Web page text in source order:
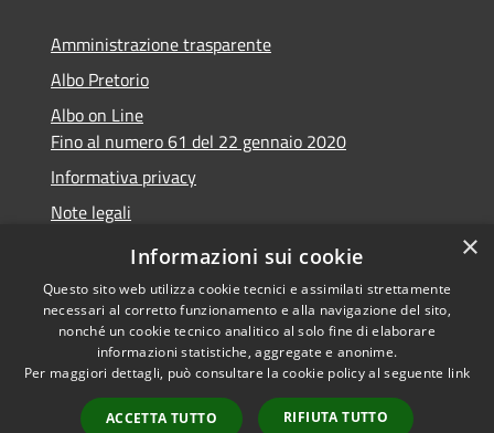
Amministrazione trasparente
Albo Pretorio
Albo on Line
Fino al numero 61 del 22 gennaio 2020
Informativa privacy
Note legali
Dichiarazione di accessibilità
Accessibilità
Copyright © 2026 • Comune di
Marsciano • Powered by
Municipium•
Accesso
×
Informazioni sui cookie
Questo sito web utilizza cookie tecnici e assimilati strettamente
necessari al corretto funzionamento e alla navigazione del sito,
nonché un cookie tecnico analitico al solo fine di elaborare
informazioni statistiche, aggregate e anonime.
Per maggiori dettagli, può consultare la cookie policy al seguente link
ACCETTA TUTTO RIFIUTA TUTTO